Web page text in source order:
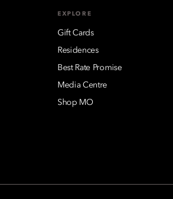
EXPLORE
Gift Cards
Residences
Best Rate Promise
Media Centre
Shop MO